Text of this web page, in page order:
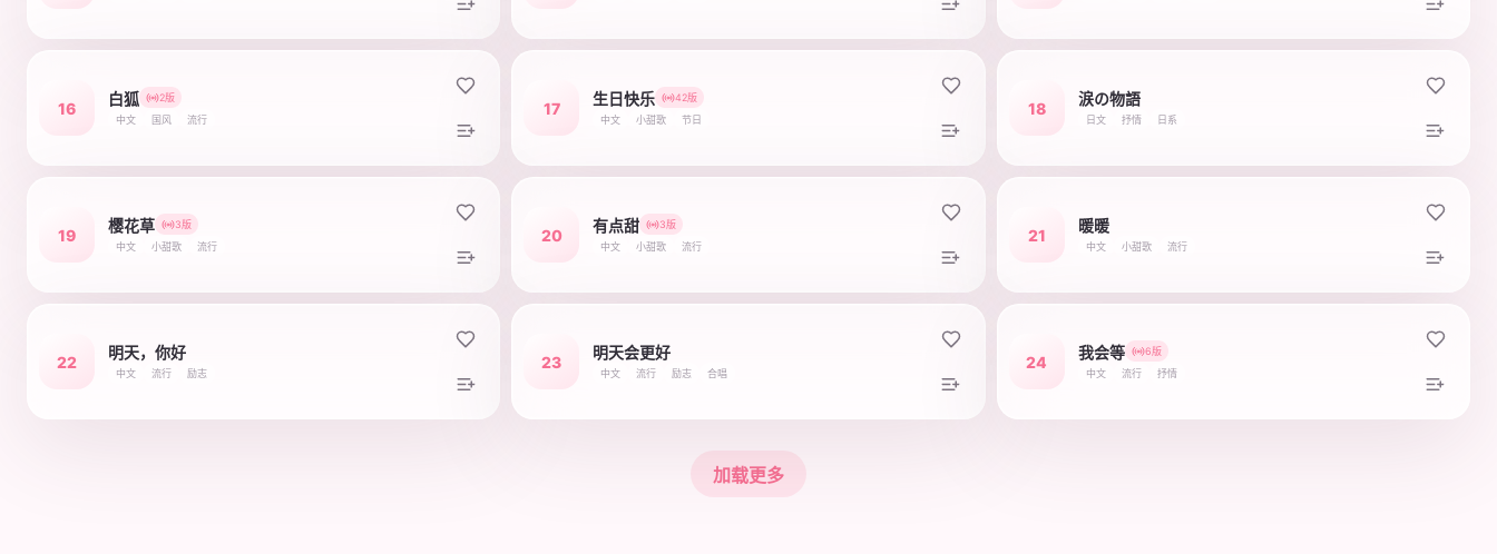
16
白狐
2版
中文
国风 流行
17
生日快乐
42版
中文
小甜歌 节日
18
涙の物語
日文 抒情 日系
19
樱花草
3版
中文
小甜歌 流行
20
有点甜
3版
中文
小甜歌 流行
21
暖暖
中文 小甜歌 流行
22
明天，你好
中文 流行 励志
23
明天会更好
中文 流行 励志 合唱
24
我会等
6版
中文
流行 抒情
加载更多